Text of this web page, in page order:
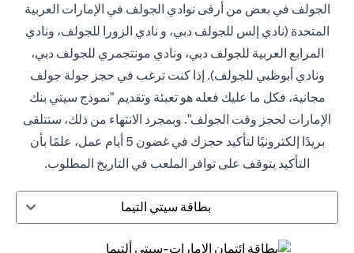
الجولف في بعض من أرقى نوادي الجولف في الإمارات العربية
المتحدة (نادي إلس للجولف دبي، و نادي الزورا للجولف، ونادي
المرابع العربية للجولف دبي، ونادي مونتجمري للجولف دبي،
ونادي أبوظبي للجولف). إذا كنت ترغب في حجز جولة جولف
مجانية، فكل ما عليك فعله هو تعبئة وتقديم "نموذج سيتي بنك
الإمارات لحجز وقت الجولف". وبمجرد الانتهاء من ذلك، ستتلقى
بريدًا إلكترونيًا لتأكيد حجزك في غضون 5 أيام عمل، علمًا بأن
التأكيد يتوقف على توافر الملعب في التاريخ المطلوب.
بطاقة سيتي التيما